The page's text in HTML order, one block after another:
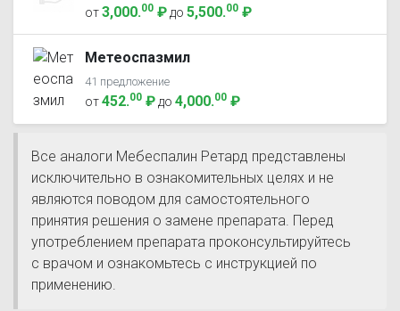
от3,000.00 ₽ до 5,500.00 ₽
Метеоспазмил
41 предложение
от452.00 ₽ до 4,000.00 ₽
Все аналоги Мебеспалин Ретард представлены
исключительно в ознакомительных целях и не
являются поводом для самостоятельного
принятия решения о замене препарата. Перед
употреблением препарата проконсультируйтесь
с врачом и ознакомьтесь с инструкцией по
применению.